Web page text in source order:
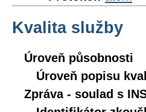
Kvalita služby
Úroveň působnosti
Úroveň popisu
Zpráva - soulad s